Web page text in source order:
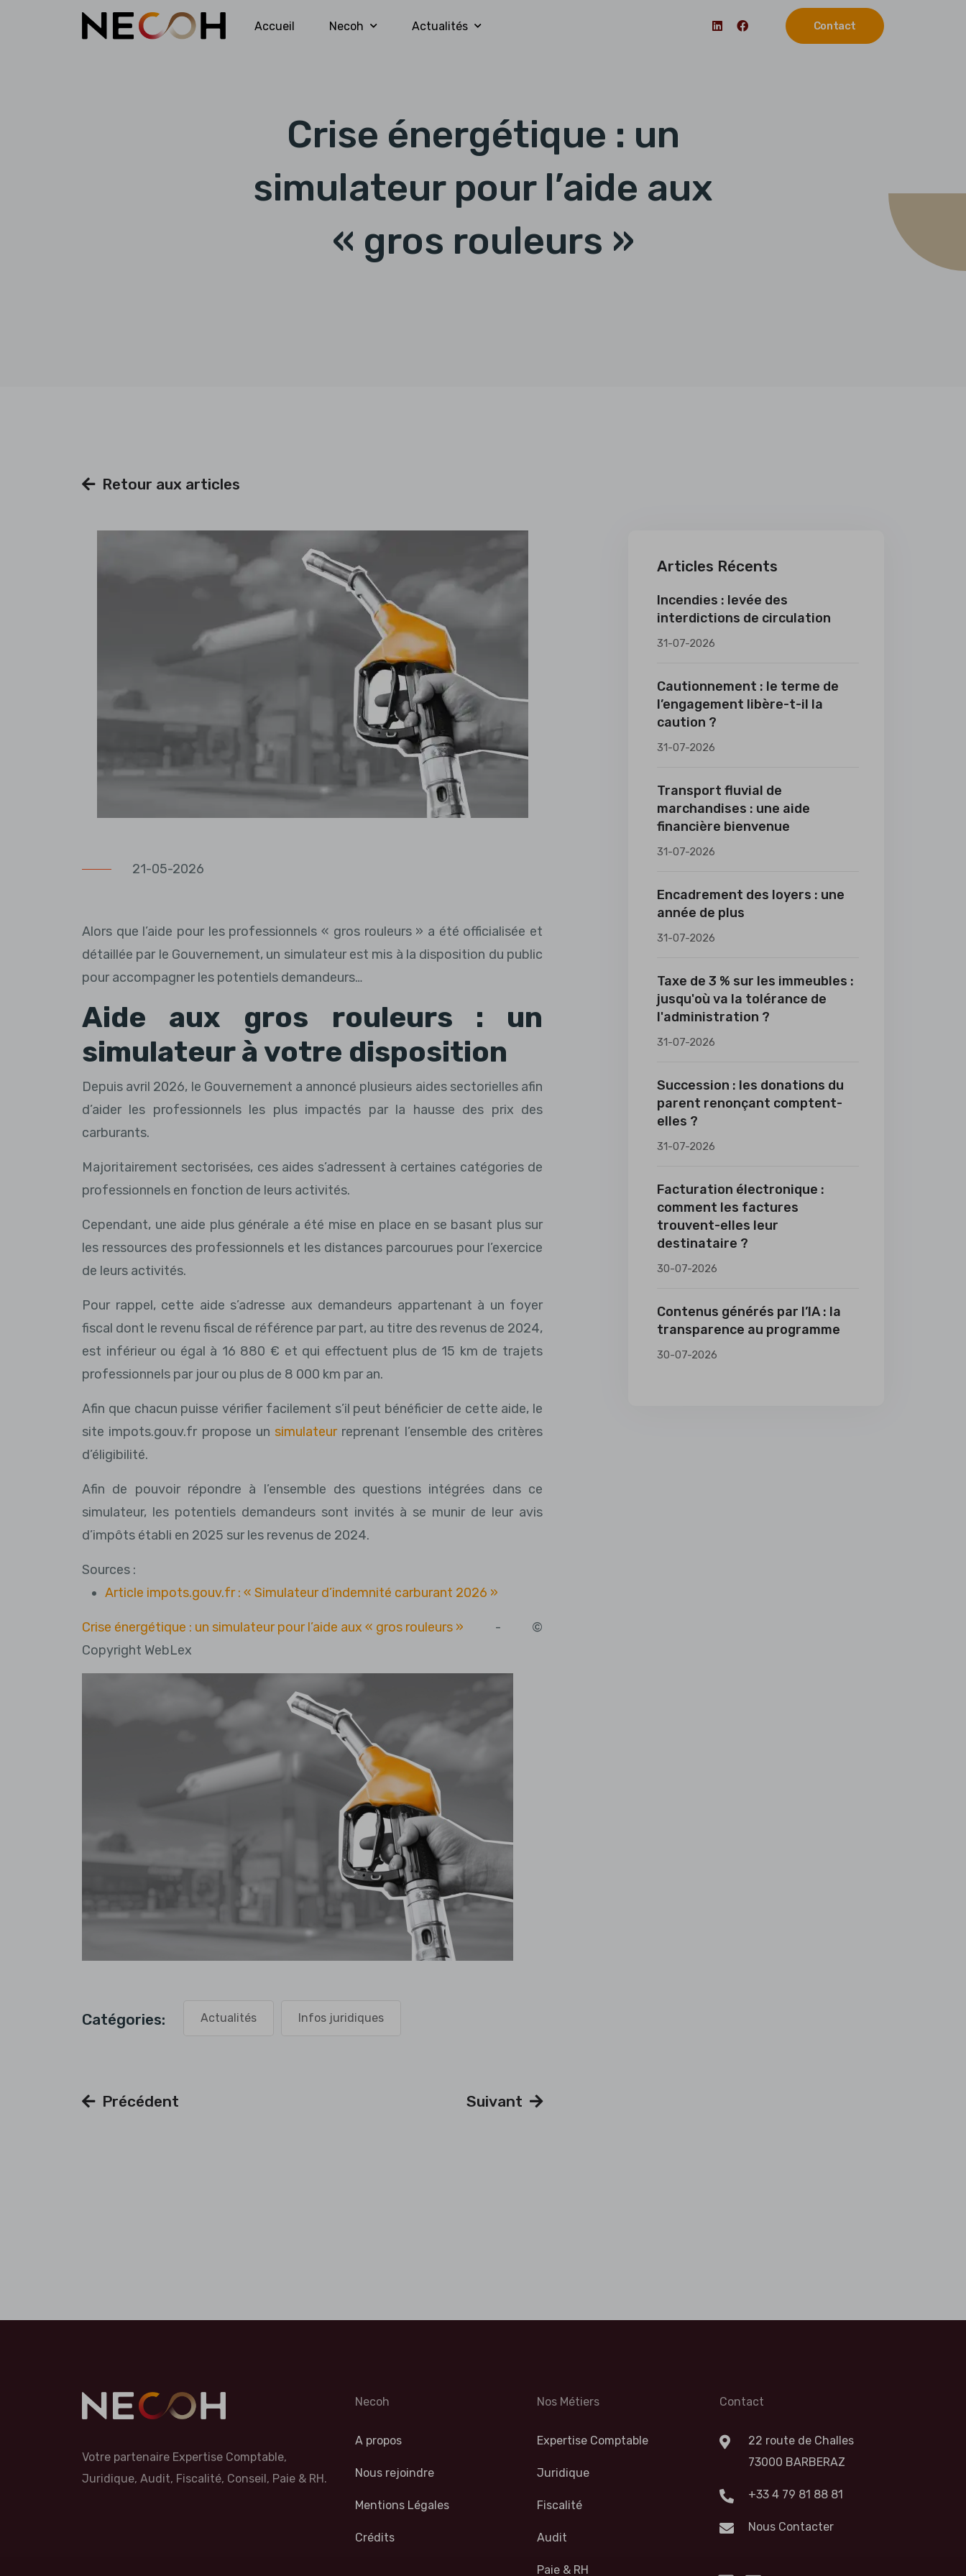
Accueil Necoh Actualités Contact
Crise énergétique : un
simulateur pour l’aide aux
« gros rouleurs »
Retour aux articles
21-05-2026
Alors que l’aide pour les professionnels « gros rouleurs » a été officialisée et
détaillée par le Gouvernement, un simulateur est mis à la disposition du public
pour accompagner les potentiels demandeurs…
Aide aux gros rouleurs : un
simulateur à votre disposition
Depuis avril 2026, le Gouvernement a annoncé plusieurs aides sectorielles afin
d’aider les professionnels les plus impactés par la hausse des prix des
carburants.
Majoritairement sectorisées, ces aides s’adressent à certaines catégories de
professionnels en fonction de leurs activités.
Cependant, une aide plus générale a été mise en place en se basant plus sur
les ressources des professionnels et les distances parcourues pour l’exercice
de leurs activités.
Pour rappel, cette aide s’adresse aux demandeurs appartenant à un foyer
fiscal dont le revenu fiscal de référence par part, au titre des revenus de 2024,
est inférieur ou égal à 16 880 € et qui effectuent plus de 15 km de trajets
professionnels par jour ou plus de 8 000 km par an.
Afin que chacun puisse vérifier facilement s’il peut bénéficier de cette aide, le
site impots.gouv.fr propose un simulateurreprenant l’ensemble des critères
d’éligibilité.
Afin de pouvoir répondre à l’ensemble des questions intégrées dans ce
simulateur, les potentiels demandeurs sont invités à se munir de leur avis
d’impôts établi en 2025 sur les revenus de 2024.
Sources :
Article impots.gouv.fr : « Simulateur d’indemnité carburant 2026 »
Crise énergétique : un simulateur pour l’aide aux « gros rouleurs » - ©
Copyright WebLex
Catégories: Actualités Infos juridiques
Précédent Suivant
Articles Récents
Incendies : levée des
interdictions de circulation
31-07-2026
Cautionnement : le terme de
l’engagement libère-t-il la
caution ?
31-07-2026
Transport fluvial de
marchandises : une aide
financière bienvenue
31-07-2026
Encadrement des loyers : une
année de plus
31-07-2026
Taxe de 3 % sur les immeubles :
jusqu'où va la tolérance de
l'administration ?
31-07-2026
Succession : les donations du
parent renonçant comptent-
elles ?
31-07-2026
Facturation électronique :
comment les factures
trouvent-elles leur
destinataire ?
30-07-2026
Contenus générés par l’IA : la
transparence au programme
30-07-2026
Votre partenaire Expertise Comptable,
Juridique, Audit, Fiscalité, Conseil, Paie & RH.
Necoh
A propos
Nous rejoindre
Mentions Légales
Crédits
Nos Métiers
Expertise Comptable
Juridique
Fiscalité
Audit
Paie & RH
Contact
22 route de Challes
73000 BARBERAZ
+33 4 79 81 88 81
Nous Contacter